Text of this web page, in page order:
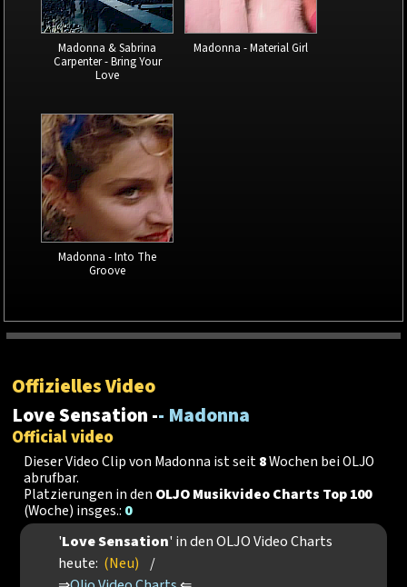
Madonna & Sabrina
Carpenter - Bring Your
Love
Madonna - Material Girl
Madonna - Into The
Groove
Offizielles Video
Love Sensation -- Madonna
Official video
Dieser Video Clip von Madonna ist seit8Wochen bei OLJO
abrufbar.
Platzierungen in den OLJO Musikvideo Charts Top 100
(Woche) insges.: 0
'Love Sensation' in den OLJO Video Charts
heute: (Neu)
/